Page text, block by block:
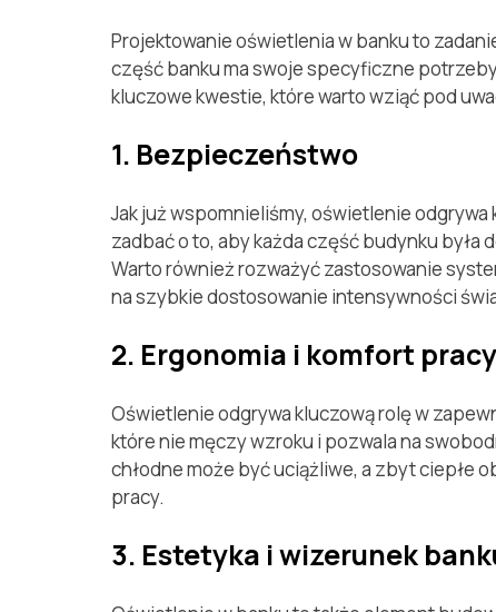
Projektowanie oświetlenia w banku to
część banku ma swoje specyficzne
kluczowe kwestie, które warto wziąć pod
1. Bezpieczeństwo
Jak już wspomnieliśmy, oświetlenie
zadbać o to, aby każda część budynku
Warto również rozważyć zastosowanie
na szybkie dostosowanie intensywności
2. Ergonomia i komfort pracy
Oświetlenie odgrywa kluczową rolę w
które nie męczy wzroku i pozwala na
chłodne może być uciążliwe, a zbyt ciepłe
pracy.
3. Estetyka i wizerunek